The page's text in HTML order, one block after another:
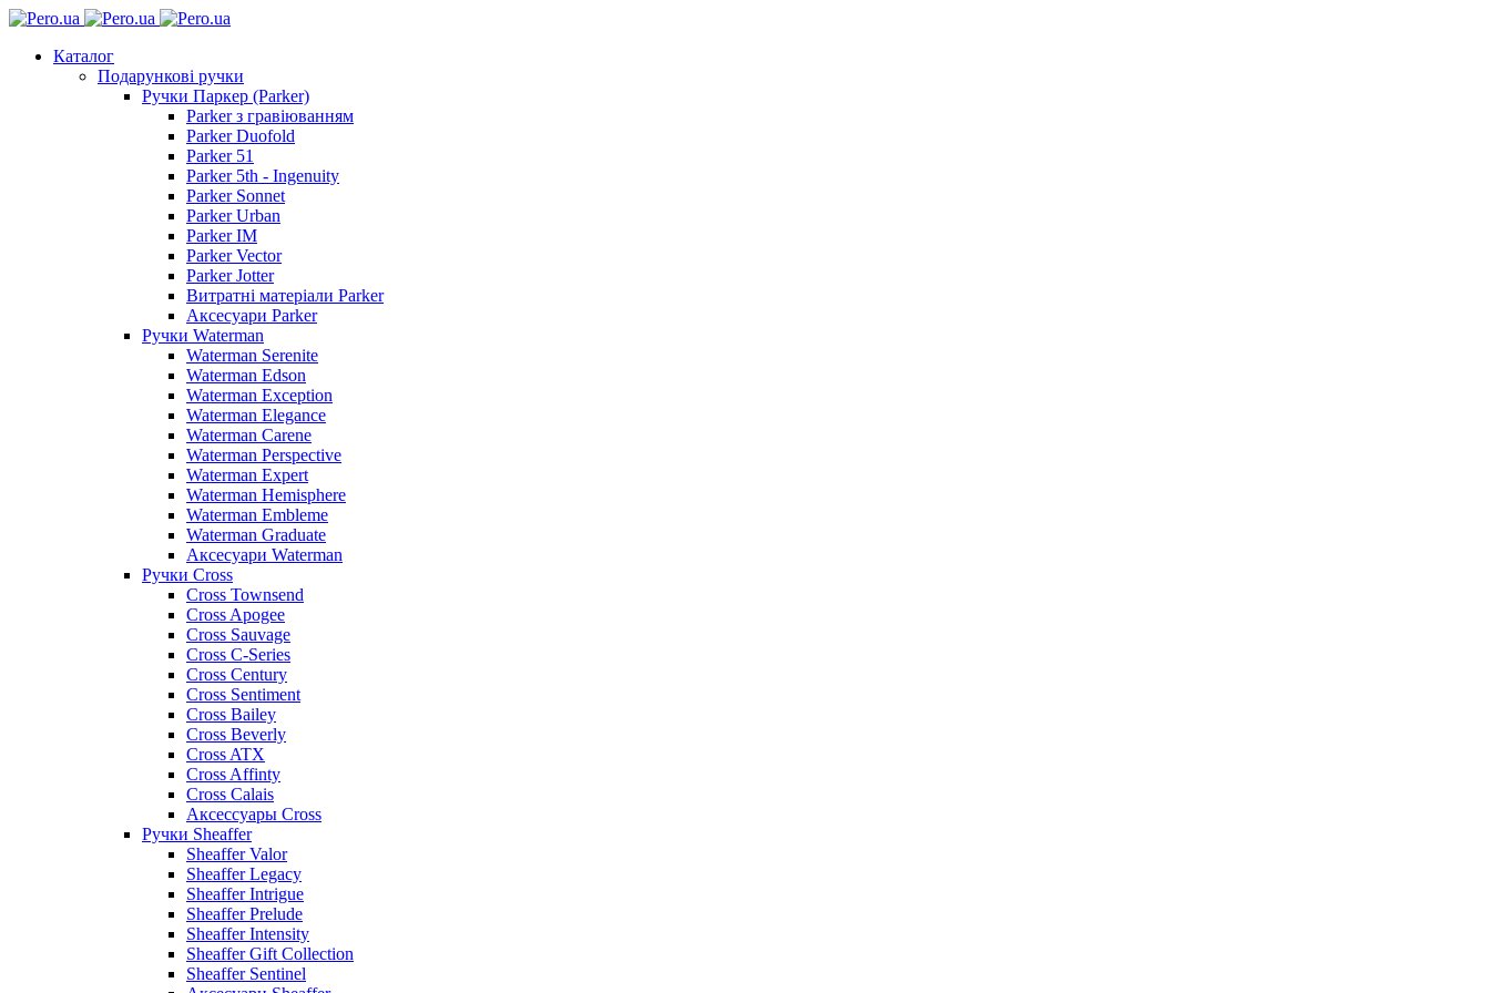
Каталог
Подарункові ручки
Ручки Паркер (Parker)
Parker з гравіюванням
Parker Duofold
Parker 51
Parker 5th - Ingenuity
Parker Sonnet
Parker Urban
Parker IM
Parker Vector
Parker Jotter
Витратні матеріали Parker
Аксесуари Parker
Ручки Waterman
Waterman Serenite
Waterman Edson
Waterman Exception
Waterman Elegance
Waterman Carene
Waterman Perspective
Waterman Expert
Waterman Hemisphere
Waterman Embleme
Waterman Graduate
Аксесуари Waterman
Ручки Cross
Cross Townsend
Cross Apogee
Cross Sauvage
Cross C-Series
Cross Сentury
Cross Sentiment
Cross Bailey
Cross Beverly
Cross ATX
Cross Affinty
Cross Calais
Аксессуары Cross
Ручки Sheaffer
Sheaffer Valor
Sheaffer Legacy
Sheaffer Intrigue
Sheaffer Prelude
Sheaffer Intensity
Sheaffer Gift Collection
Sheaffer Sentinel